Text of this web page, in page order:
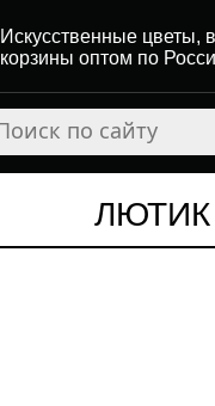
Искусственные цветы,
корзины оптом по